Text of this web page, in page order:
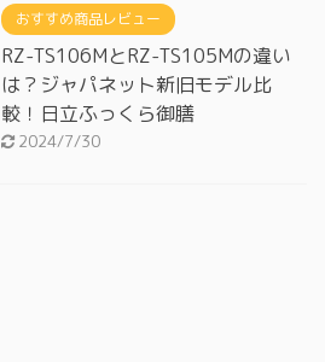
おすすめ商品レビュー
RZ-TS106MとRZ-TS105Mの違い
は？ジャパネット新旧モデル比
較！日立ふっくら御膳
2024/7/30